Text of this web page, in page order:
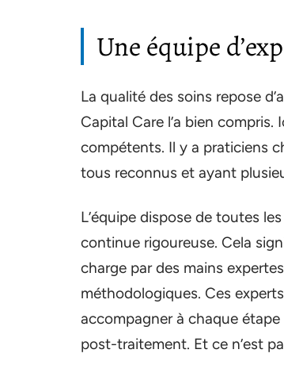
Une équipe
La qualité des soins repose
Capital Care l’a bien compris.
compétents. Il y a praticiens
tous reconnus et ayant
L’équipe dispose de toutes
continue rigoureuse. Cela
charge par des mains
méthodologiques. Ces
accompagner à chaque
post-traitement. Et ce n’est